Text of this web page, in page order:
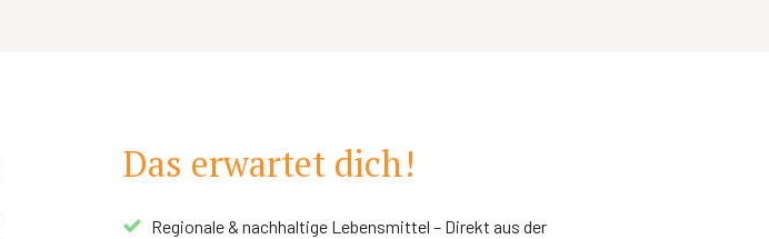
Das erwartet dich!
Regionale & nachhaltige Lebensmittel – Direkt aus der